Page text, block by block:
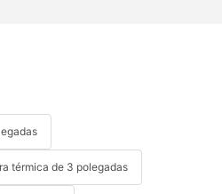
térmica de 3 polegadas